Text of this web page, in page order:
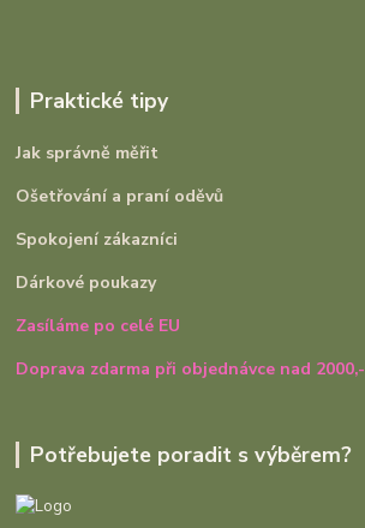
Praktické tipy
Jak správně měřit
Ošetřování a praní oděvů
Spokojení zákazníci
Dárkové poukazy
Zasíláme po celé EU
Doprava zdarma při objednávce nad 2000,-
Potřebujete poradit s výběrem?